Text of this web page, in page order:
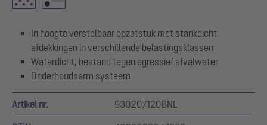
In hoogte verstelbaar opzetstuk met stankdicht
afdekkingen in verschillende belastingsklassen
Waterdicht, bestand tegen agressief afvalwater
Onderhoudsarm systeem
Artikel nr. 93020/120BNL